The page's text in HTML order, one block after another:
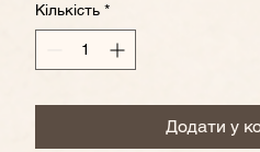
Кількість *
Додати у